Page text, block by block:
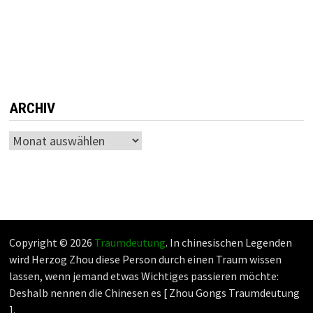
ARCHIV
Archiv
Copyright © 2026 Traumdeutung. In chinesischen Legenden
wird Herzog Zhou diese Person durch einen Traum wissen
lassen, wenn jemand etwas Wichtiges passieren möchte:
Deshalb nennen die Chinesen es [ Zhou Gongs Traumdeutung
].